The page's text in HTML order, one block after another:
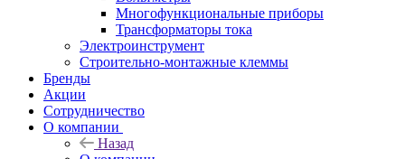
Многофункциональные приборы
Трансформаторы тока
Электроинструмент
Строительно-монтажные клеммы
Бренды
Акции
Сотрудничество
О компании
Назад